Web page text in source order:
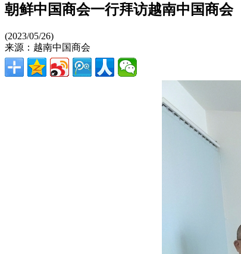
朝鲜中国商会一行拜访越南中国商会
(2023/05/26)
来源：越南中国商会